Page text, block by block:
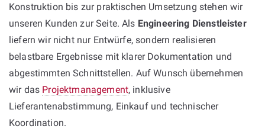
Konstruktion bis zur praktischen Umsetzung stehen wir
unseren Kunden zur Seite. Als Engineering Dienstleister
liefern wir nicht nur Entwürfe, sondern realisieren
belastbare Ergebnisse mit klarer Dokumentation und
abgestimmten Schnittstellen. Auf Wunsch übernehmen
wir das Projektmanagement, inklusive
Lieferantenabstimmung, Einkauf und technischer
Koordination.